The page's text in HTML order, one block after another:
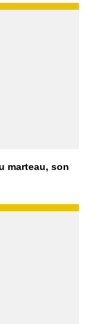
marteau, son